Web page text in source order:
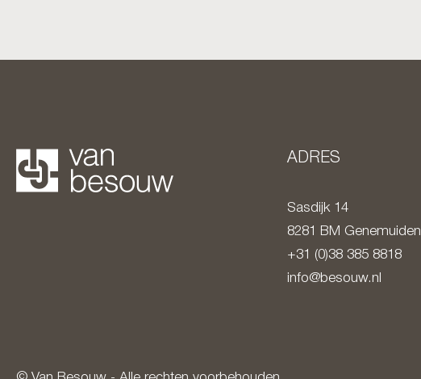
ADRES
Sasdijk 14
8281 BM Genemuiden
+31 (0)38 385 8818
info@besouw.nl